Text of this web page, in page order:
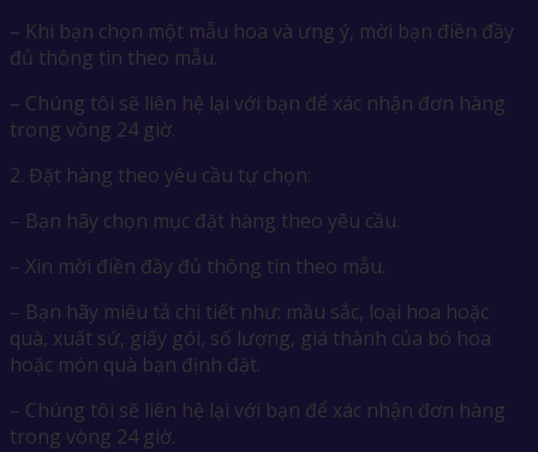
– Khi bạn chọn một mẫu hoa và ưng ý, mời bạn điền đầy
đủ thông tin theo mẫu.
– Chúng tôi sẽ liên hệ lại với bạn để xác nhận đơn hàng
trong vòng 24 giờ.
2. Đặt hàng theo yêu cầu tự chọn:
– Bạn hãy chọn mục đặt hàng theo yêu cầu.
– Xin mời điền đầy đủ thông tin theo mẫu.
– Bạn hãy miêu tả chi tiết như: mầu sắc, loại hoa hoặc
quà, xuất sứ, giấy gói, số lượng, giá thành của bó hoa
hoặc món quà bạn định đặt.
– Chúng tôi sẽ liên hệ lại với bạn để xác nhận đơn hàng
trong vòng 24 giờ.